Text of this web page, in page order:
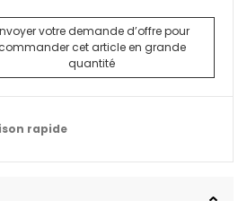
votre demande d’offre pour
cet article en grande
quantité
rapide